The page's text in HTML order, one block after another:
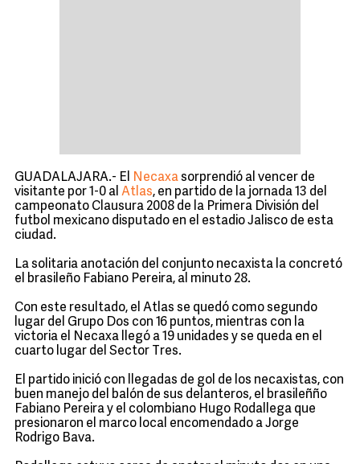
GUADALAJARA.- El Necaxasorprendió al vencer de
visitante por 1-0 al Atlas, en partido de la jornada 13 del
campeonato Clausura 2008 de la Primera División del
futbol mexicano disputado en el estadio Jalisco de esta
ciudad.
La solitaria anotación del conjunto necaxista la concretó
el brasileño Fabiano Pereira, al minuto 28.
Con este resultado, el Atlas se quedó como segundo
lugar del Grupo Dos con 16 puntos, mientras con la
victoria el Necaxa llegó a 19 unidades y se queda en el
cuarto lugar del Sector Tres.
El partido inició con llegadas de gol de los necaxistas, con
buen manejo del balón de sus delanteros, el brasileñño
Fabiano Pereira y el colombiano Hugo Rodallega que
presionaron el marco local encomendado a Jorge
Rodrigo Bava.